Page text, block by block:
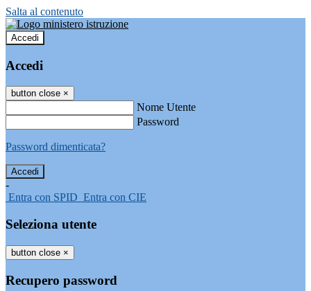
Salta al contenuto
Accedi
Accedi
button close ×
Nome Utente
Password
Password dimenticata?
-
Entra con SPID Entra con CIE
Seleziona utente
button close ×
Recupero password